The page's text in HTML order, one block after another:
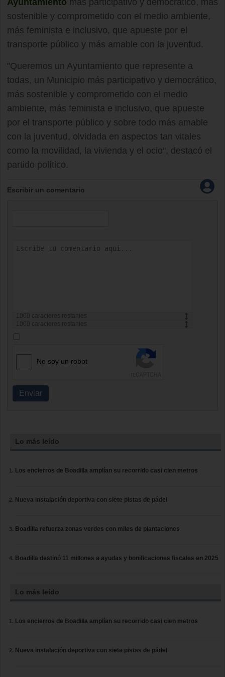
sostenible y comprometido con el medio ambiente,
más feminista e inclusivo, que apueste por el
transporte público y más amable con la juventud.
"Queremos un Ayuntamiento que represente a
todas, un Municipio más participativo y democrático,
más sostenible y comprometido con el medio
ambiente, más feminista e inclusivo, que apueste
por el transporte público y sobre todo más amable
con la juventud, olvidada en aspectos tan vitales
como la movilidad, la vivienda y el ocio", destacó el
partido político.
Escribir un comentario
1000
caracteres restantes
1000
caracteres restantes
No soy un robot
Enviar
Lo más leído
Los encierros de Boadilla amplían su recorrido casi cien metros
Nueva instalación deportiva con siete pistas de pádel
Boadilla refuerza zonas verdes con miles de plantaciones
Boadilla destinó 11 millones a ayudas y bonificaciones fiscales en 2025
Lo más leído
Los encierros de Boadilla amplían su recorrido casi cien metros
Nueva instalación deportiva con siete pistas de pádel